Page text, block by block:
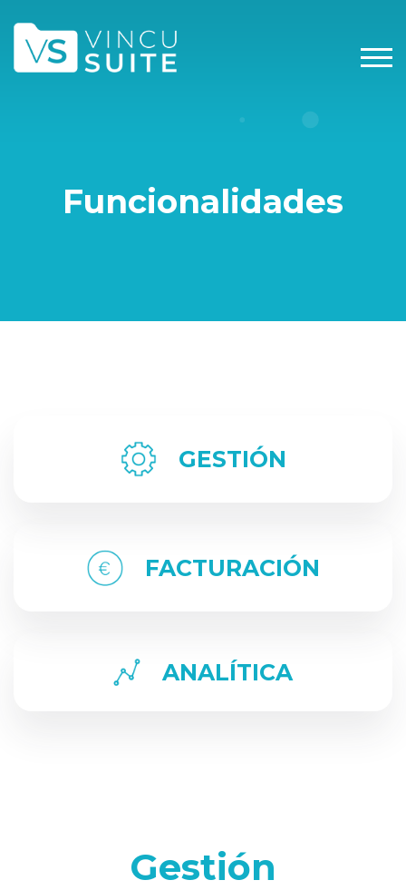
Funcionalidades
GESTIÓN
FACTURACIÓN
ANALÍTICA
Gestión